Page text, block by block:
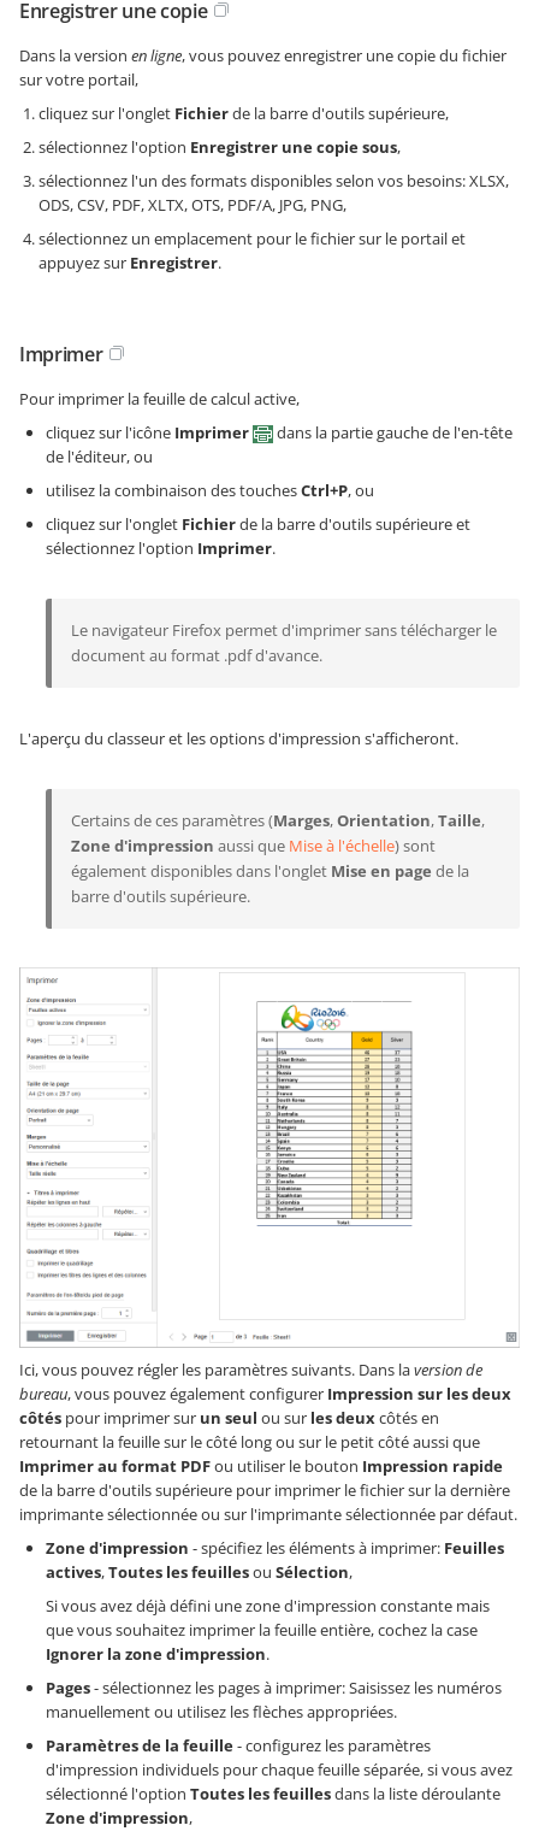
Enregistrer une copie
Dans la version en ligne, vous pouvez enregistrer une copie du fichier
sur votre portail,
cliquez sur l'onglet Fichierde la barre d'outils supérieure,
sélectionnez l'option Enregistrer une copie sous,
sélectionnez l'un des formats disponibles selon vos besoins: XLSX,
ODS, CSV, PDF, XLTX, OTS, PDF/A, JPG, PNG,
sélectionnez un emplacement pour le fichier sur le portail et
appuyez sur Enregistrer.
Imprimer
Pour imprimer la feuille de calcul active,
cliquez sur l'icône Imprimer
dans la partie gauche de l'en-tête
de l'éditeur, ou
utilisez la combinaison des touchesCtrl+P, ou
cliquez sur l'onglet Fichierde la barre d'outils supérieure et
sélectionnez l'option Imprimer.
Le navigateur Firefox permet d'imprimer sans télécharger le
document au format .pdf d'avance.
L'aperçu du classeur et les options d'impression s'afficheront.
Certains de ces paramètres (Marges,Orientation,Taille,
Zone d'impression aussi que Mise à l'échelle) sont
également disponibles dans l'onglet Mise en page de la
barre d'outils supérieure.
Ici, vous pouvez régler les paramètres suivants. Dans laversion de
bureau, vous pouvez également configurer Impression sur les deux
côtés pour imprimer sur un seul ou sur les deuxcôtés en
retournant la feuille sur le côté long ou sur le petit côté aussi que
Imprimer au format PDFou utiliser le bouton Impression rapide
de la barre d'outils supérieure pour imprimer le fichier sur la dernière
imprimante sélectionnée ou sur l'imprimante sélectionnée par défaut.
Zone d'impression - spécifiez les éléments à imprimer: Feuilles
actives,Toutes les feuillesou Sélection,
Si vous avez déjà défini une zone d'impression constante mais
que vous souhaitez imprimer la feuille entière, cochez la case
Ignorer la zone d'impression.
Pages- sélectionnez les pages à imprimer: Saisissez les numéros
manuellement ou utilisez les flèches appropriées.
Paramètres de la feuille- configurez les paramètres
d'impression individuels pour chaque feuille séparée, si vous avez
sélectionné l'option Toutes les feuillesdans la liste déroulante
Zone d'impression,